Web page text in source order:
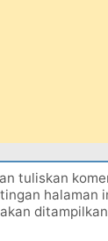
tuliskan
halaman